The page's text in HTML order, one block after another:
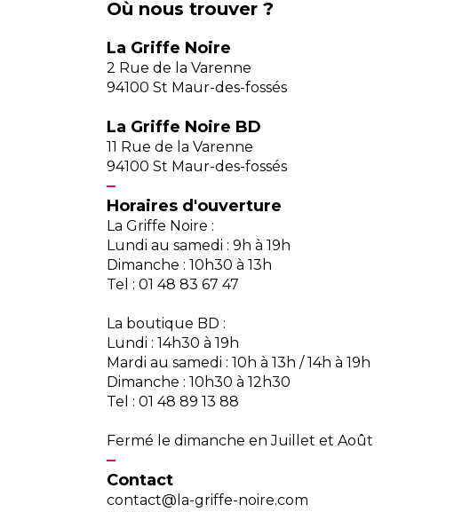
Où nous trouver ?
La Griffe Noire
2 Rue de la Varenne
94100 St Maur-des-fossés
La Griffe Noire BD
11 Rue de la Varenne
94100 St Maur-des-fossés
Horaires d'ouverture
La Griffe Noire :
Lundi au samedi : 9h à 19h
Dimanche : 10h30 à 13h
Tel : 01 48 83 67 47
La boutique BD :
Lundi : 14h30 à 19h
Mardi au samedi : 10h à 13h / 14h à 19h
Dimanche : 10h30 à 12h30
Tel : 01 48 89 13 88
Fermé le dimanche en Juillet et Août
Contact
contact@la-griffe-noire.com